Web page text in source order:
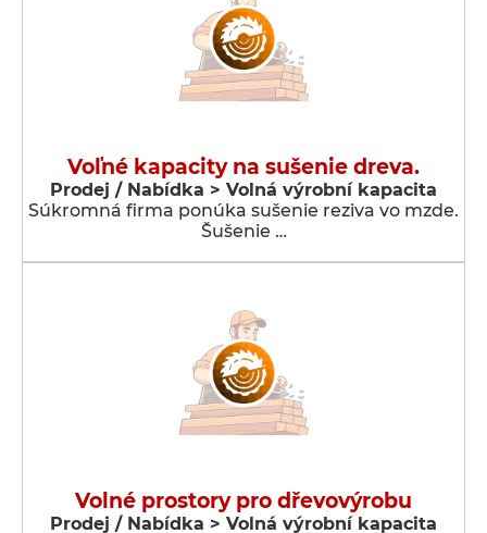
Voľné kapacity na sušenie dreva.
Prodej / Nabídka > Volná výrobní kapacita
Súkromná firma ponúka sušenie reziva vo mzde.
Šušenie …
Volné prostory pro dřevovýrobu
Prodej / Nabídka > Volná výrobní kapacita